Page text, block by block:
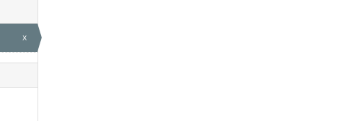
x